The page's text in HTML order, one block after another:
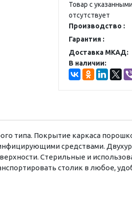
Товар с
отсутствует
Производство :
Гарантия :
Доставка МКАД:
В наличии:
типа. Покрытие каркаса
средствами.
Стерильные и
столик в любое,